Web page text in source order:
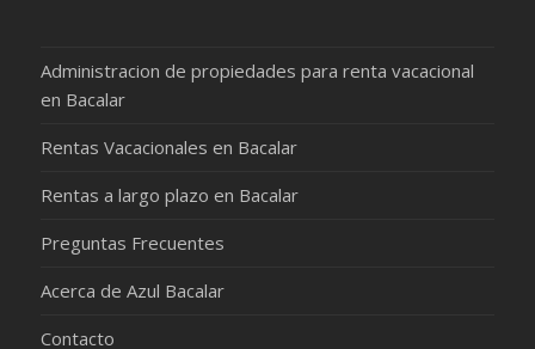
Administracion de propiedades para renta vacacional
en Bacalar
Rentas Vacacionales en Bacalar
Rentas a largo plazo en Bacalar
Preguntas Frecuentes
Acerca de Azul Bacalar
Contacto